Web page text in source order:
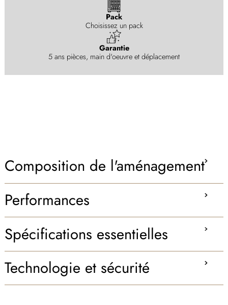
Pack
Choisissez un pack
Garantie
5 ans pièces, main d'oeuvre et déplacement
Composition de l'aménagement
Performances
Spécifications essentielles
Technologie et sécurité